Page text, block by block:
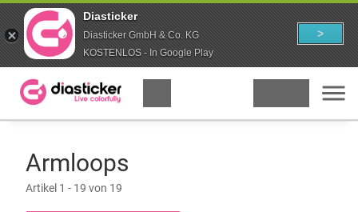
Diasticker
Diasticker GmbH & Co. KG
KOSTENLOS - In Google Play
>
Armloops
Artikel 1 - 19 von 19